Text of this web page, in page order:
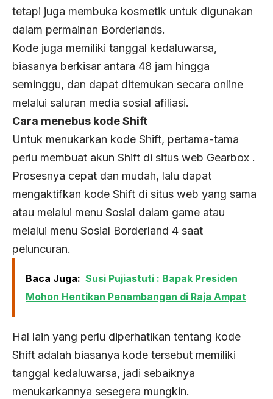
tetapi juga membuka kosmetik untuk digunakan
dalam permainan Borderlands.
Kode juga memiliki tanggal kedaluwarsa,
biasanya berkisar antara 48 jam hingga
seminggu, dan dapat ditemukan secara online
melalui saluran media sosial afiliasi.
Cara menebus kode Shift
Untuk menukarkan kode Shift, pertama-tama
perlu membuat akun Shift di situs web Gearbox .
Prosesnya cepat dan mudah, lalu dapat
mengaktifkan kode Shift di situs web yang sama
atau melalui menu Sosial dalam game atau
melalui menu Sosial Borderland 4 saat
peluncuran.
Baca Juga: Susi Pujiastuti : Bapak Presiden
Mohon Hentikan Penambangan di Raja Ampat
Hal lain yang perlu diperhatikan tentang kode
Shift adalah biasanya kode tersebut memiliki
tanggal kedaluwarsa, jadi sebaiknya
menukarkannya sesegera mungkin.